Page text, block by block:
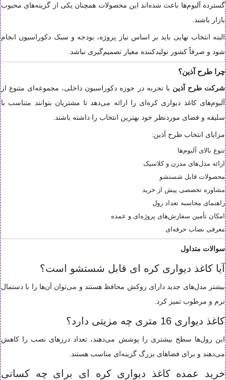
گسترده آلبوم‌ها باعث شده‌اند این محصولات همچنان یکی از گزینه‌های محبوب
بازار باشند.
البته انتخاب نهایی باید بر اساس نیاز پروژه، بودجه و سبک دکوراسیون انجام
شود و صرفاً کشور تولیدکننده معیار تصمیم‌گیری نباشد.
چرا طرح آذین؟
شرکت طرح آذین با تجربه در حوزه دکوراسیون داخلی، مجموعه‌ای متنوع از
آلبوم‌های کاغذ دیواری کره‌ای را ارائه می‌دهد تا مشتریان بتوانند متناسب با
سلیقه و فضای موردنظر خود بهترین انتخاب را داشته باشند.
مزایای انتخاب طرح آذین:
تنوع بالای آلبوم‌ها
ارائه مدل‌های مدرن و کلاسیک
محصولات قابل شستشو
مشاوره تخصصی پیش از خرید
راهنمای محاسبه تعداد رول
امکان تأمین سفارش‌های پروژه‌ای و عمده
معرفی نصاب حرفه‌ای
سوالات متداول
آیا کاغذ دیواری کره ای قابل شستشو است؟
بیشتر مدل‌های جدید دارای روکش محافظ هستند و می‌توان آن‌ها را با دستمال
نرم و مرطوب تمیز کرد.
کاغذ دیواری 16 متری چه مزیتی دارد؟
این رول‌ها سطح بیشتری را پوشش می‌دهند، تعداد درزهای نصب را کاهش
می‌دهند و برای فضاهای بزرگ گزینه‌ای مناسب هستند.
خرید عمده کاغذ دیواری کره ای برای چه کسانی